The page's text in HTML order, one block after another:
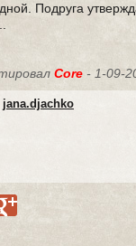
Подруга
Core - 1-09-
jana.djachko